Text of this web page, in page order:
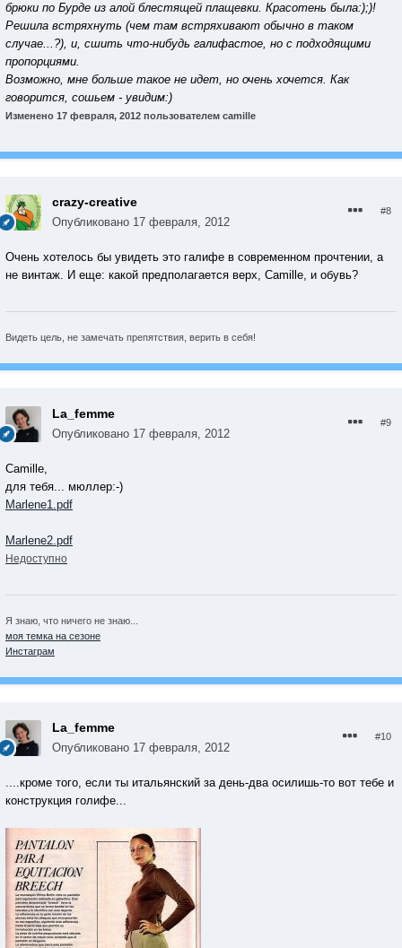
брюки по Бурде из алой блестящей плащевки. Красотень была:);)!
Решила встряхнуть (чем там встряхивают обычно в таком
случае...?), и, сшить что-нибудь галифастое, но с подходящими
пропорциями.
Возможно, мне больше такое не идет, но очень хочется. Как
говорится, сошьем - увидим:)
Изменено 17 февраля, 2012 пользователем camille
crazy-creative
Опубликовано 17 февраля, 2012
#8
Очень хотелось бы увидеть это галифе в современном прочтении, а
не винтаж. И еще: какой предполагается верх, Camille, и обувь?
Видеть цель, не замечать препятствия, верить в себя!
La_femme
Опубликовано 17 февраля, 2012
#9
Camille,
для тебя... мюллер:-)
Marlene1.pdf
Marlene2.pdf
Недоступно
Я знаю, что ничего не знаю...
моя темка на сезоне
Инстаграм
La_femme
Опубликовано 17 февраля, 2012
#10
....кроме того, если ты итальянский за день-два осилишь-то вот тебе и
конструкция голифе...